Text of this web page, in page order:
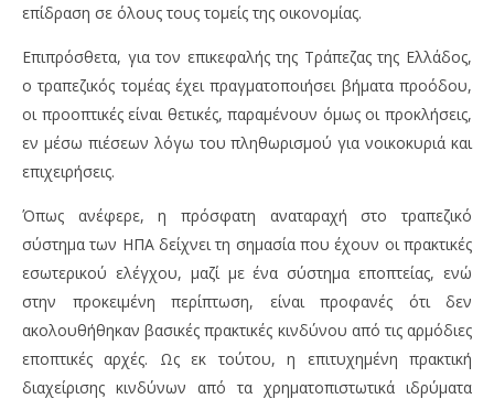
επίδραση σε όλους τους τομείς της οικονομίας.
Επιπρόσθετα, για τον επικεφαλής της Τράπεζας της Ελλάδος,
ο τραπεζικός τομέας έχει πραγματοποιήσει βήματα προόδου,
οι προοπτικές είναι θετικές, παραμένουν όμως οι προκλήσεις,
εν μέσω πιέσεων λόγω του πληθωρισμού για νοικοκυριά και
επιχειρήσεις.
Όπως ανέφερε, η πρόσφατη αναταραχή στο τραπεζικό
σύστημα των ΗΠΑ δείχνει τη σημασία που έχουν οι πρακτικές
εσωτερικού ελέγχου, μαζί με ένα σύστημα εποπτείας, ενώ
στην προκειμένη περίπτωση, είναι προφανές ότι δεν
ακολουθήθηκαν βασικές πρακτικές κινδύνου από τις αρμόδιες
εποπτικές αρχές. Ως εκ τούτου, η επιτυχημένη πρακτική
διαχείρισης κινδύνων από τα χρηματοπιστωτικά ιδρύματα